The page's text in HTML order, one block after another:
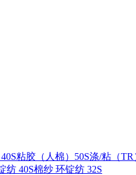
粘胶（人棉）50S涤/粘（TR
纺 40S棉纱 环锭纺 32S